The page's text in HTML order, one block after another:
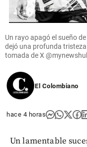
Un rayo apagó el sueño
dejó una profunda tristeza
tomada de X
El Colombiano
hace 4 horas
Un lamentable